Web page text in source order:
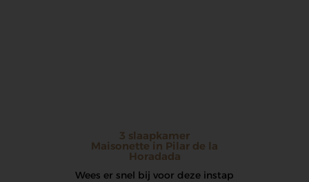
3 slaapkamer
Maisonette in Pilar de la
Horadada
Wees er snel bij voor deze instap